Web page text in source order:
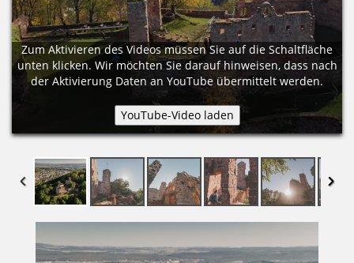
Zum Aktivieren des Videos müssen Sie auf die Schaltfläche
unten klicken. Wir möchten Sie darauf hinweisen, dass nach
der Aktivierung Daten an YouTube übermittelt werden.